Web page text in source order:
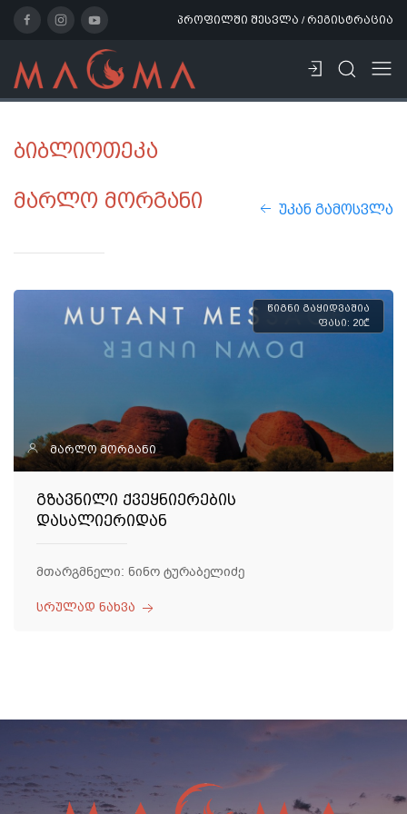
პროფილში შესვლა / რეგისტრაცია
ბიბლიოთეკა
მარლო მორგანი
უკან გამოსვლა
წიგნი გაყიდვაშია
ფასი: 20₾
მარლო მორგანი
გზავნილი ქვეყნიერების
დასალიერიდან
მთარგმნელი: ნინო ტურაბელიძე
სრულად ნახვა